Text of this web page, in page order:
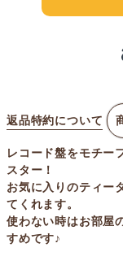
返品特約について
レコード盤をモチー
スター！
お気に入りのティー
てくれます。
使わない時はお部屋
すめです♪